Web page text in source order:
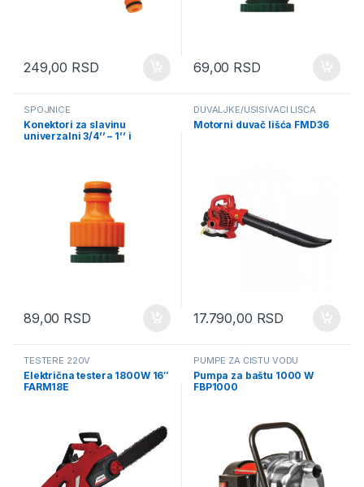
249,00 RSD 69,00 RSD
SPOJNICE
Konektori za slavinu
univerzalni 3/4’’ – 1’’ i
89,00 RSD
DUVALJKE/USISIVAČI LIŠĆA
Motorni duvač lišća FMD36
17.790,00 RSD
TESTERE 220V
Električna testera 1800W 16″
FARM18E
PUMPE ZA ČISTU VODU
Pumpa za baštu 1000 W
FBP1000